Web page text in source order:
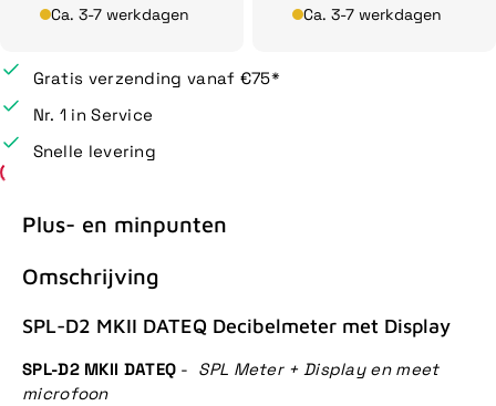
Ca. 3-7 werkdagen Ca. 3-7 werkdagen
Gratis verzending vanaf €75*
Nr. 1 in Service
Snelle levering
Plus- en minpunten
Omschrijving
SPL-D2 MKII DATEQ Decibelmeter met Display
SPL-D2 MKII DATEQ - SPL Meter + Display en meet
microfoon